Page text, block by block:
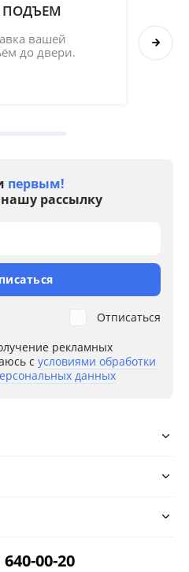
ПОДЪЕМ
вашей
до двери.
первым!
рассылку
рекламных
с условиями обработки
данных
Отписаться
00-20